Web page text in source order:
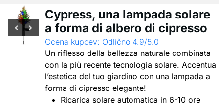
Cypress, una lampada solare
a forma di albero di cipresso
Ocena kupcev: Odlično 4.9/5.0
Un riflesso della bellezza naturale combinata
con la più recente tecnologia solare. Accentua
l’estetica del tuo giardino con una lampada a
forma di cipresso elegante!
Ricarica solare automatica in 6-10 ore